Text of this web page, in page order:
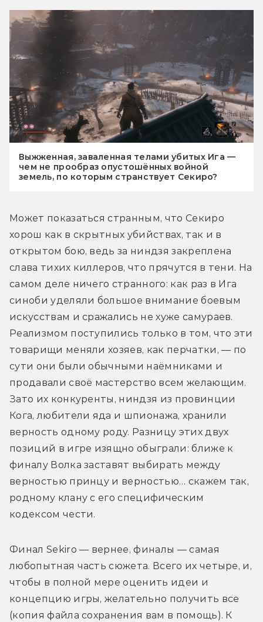
Выжженная, заваленная телами убитых Ига —
чем не прообраз опустошённых войной
земель, по которым странствует Секиро?
Может показаться странным, что Секиро
хорош как в скрытных убийствах, так и в
открытом бою, ведь за ниндзя закреплена
слава тихих киллеров, что прячутся в тени. На
самом деле ничего странного: как раз в Ига
cиноби уделяли большое внимание боевым
искусствам и сражались не хуже самураев.
Реализмом поступились только в том, что эти
товарищи меняли хозяев, как перчатки, — по
сути они были обычными наёмниками и
продавали своё мастерство всем желающим.
Зато их конкуренты, ниндзя из провинции
Кога, любители яда и шпионажа, хранили
верность одному роду. Разницу этих двух
позиций в игре изящно обыграли: ближе к
финалу Волка заставят выбирать между
верностью принцу и верностью… скажем так,
родному клану с его специфическим
кодексом чести.
Финал Sekiro — вернее, финалы — самая
любопытная часть сюжета. Всего их четыре, и,
чтобы в полной мере оценить идеи и
концепцию игры, желательно получить все
(копия файла сохранения вам в помощь). К